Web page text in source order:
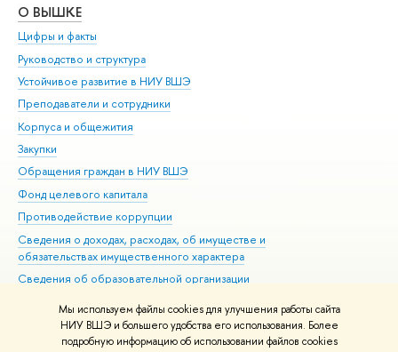
Мы используем файлы cookies для улучшения работы сайта
НИУ ВШЭ и большего удобства его использования. Более
подробную информацию об использовании файлов cookies
О ВЫШКЕ
Цифры и факты
Руководство и структура
Устойчивое развитие в НИУ ВШЭ
Преподаватели и сотрудники
Корпуса и общежития
Закупки
Обращения граждан в НИУ ВШЭ
Фонд целевого капитала
Противодействие коррупции
Сведения о доходах, расходах, об имуществе и
обязательствах имущественного характера
Сведения об образовательной организации
Людям с ограниченными возможностями здоровья
Единая платежная страница
Работа в Вышке